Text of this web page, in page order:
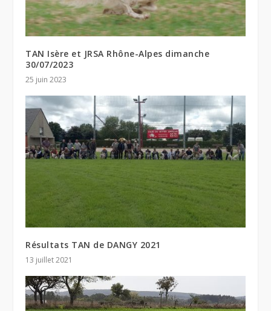
TAN Isère et JRSA Rhône-Alpes dimanche
30/07/2023
25 juin 2023
Résultats TAN de DANGY 2021
13 juillet 2021